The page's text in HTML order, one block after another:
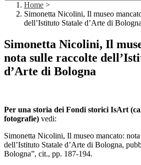
Home >
Simonetta Nicolini, Il museo
dell’Istituto Statale d’Arte di Bologna
Simonetta Nicolini, Il
nota sulle raccolte
d’Arte di Bologna
Per una storia dei Fondi storici IsArt
fotografie) vedi:
Simonetta Nicolini, Il museo mancato:
dell’Istituto Statale d’Arte di Bologna,
Bologna”, cit., pp. 187-194.